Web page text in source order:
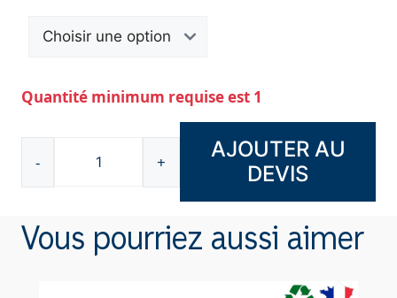
Quantité minimum requise est 1
-
quantité
de
bouteille
+
AJOUTER AU
DEVIS
Vous pourriez aussi aimer